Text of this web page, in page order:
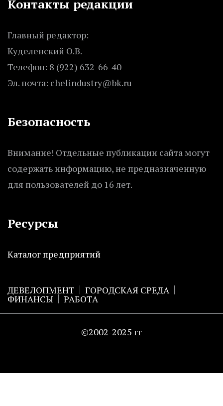
Контакты редакции
Главный редактор:
Куделенский О.В.
Телефон: 8 (922) 632-66-40
Эл. почта: chelindustry@bk.ru
Безопасность
Внимание! Отдельные публикации сайта могут
содержать информацию, не предназначенную
для пользователей до 16 лет.
Ресурсы
Каталог предприятий
ДЕВЕЛОПМЕНТ ГОРОДСКАЯ СРЕДА
ФИНАНСЫ РАБОТА
©2002-2025 гг